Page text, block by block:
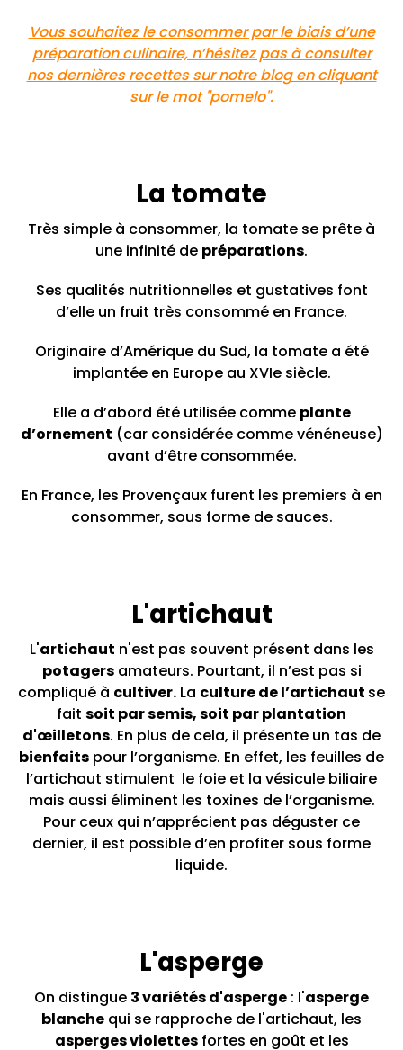
Vous souhaitez le consommer par le biais d’une
préparation culinaire, n’hésitez pas à consulter
nos dernières recettes sur notre blog en cliquant
sur le mot "pomelo".
La tomate
Très simple à consommer, la tomate se prête à
une infinité de préparations.
Ses qualités nutritionnelles et gustatives font
d’elle un fruit très consommé en France.
Originaire d’Amérique du Sud, la tomate a été
implantée en Europe au XVIe siècle.
Elle a d’abord été utilisée comme plante
d’ornement (car considérée comme vénéneuse)
avant d’être consommée.
En France, les Provençaux furent les premiers à en
consommer, sous forme de sauces.
L'artichaut
L'artichaut n'est pas souvent présent dans les
potagersamateurs. Pourtant, il n’est pas si
compliqué à cultiver. La culture de l’artichaut se
fait soit par semis, soit par plantation
d'œilletons. En plus de cela, il présente un tas de
bienfaits pour l’organisme. En effet, les feuilles de
l’artichaut stimulent le foie et la vésicule biliaire
mais aussi éliminent les toxines de l’organisme.
Pour ceux qui n’apprécient pas déguster ce
dernier, il est possible d’en profiter sous forme
liquide.
L'asperge
On distingue 3 variétés d'asperge : l'asperge
blanche qui se rapproche de l'artichaut, les
asperges violettesfortes en goût et les